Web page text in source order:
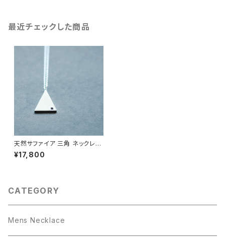
最近チェックした商品
天然サファイア 三角 ネックレス
シルバー925 メンズ ユニセック
ス
¥17,800
CATEGORY
Mens Necklace